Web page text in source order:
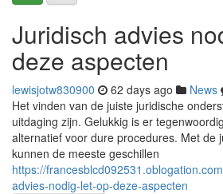
Juridisch advies
deze aspecten
lewisjotw830900 62 days ago News
Het vinden van de juiste juridische
uitdaging zijn. Gelukkig is er
alternatief voor dure procedures. Met de
kunnen de meeste geschillen
https://
advies-nodig-let-op-deze-aspecten